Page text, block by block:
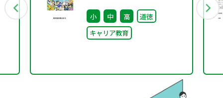
たね」のご紹介②キャリ
ア教育の現状と課題
小 中 高
道徳
キャリア教育